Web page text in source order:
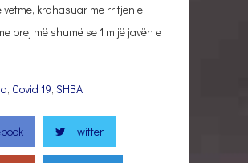
vetme, krahasuar me rritjen e
prej më shumë se 1 mijë javën e
, Covid 19, SHBA
Twitter